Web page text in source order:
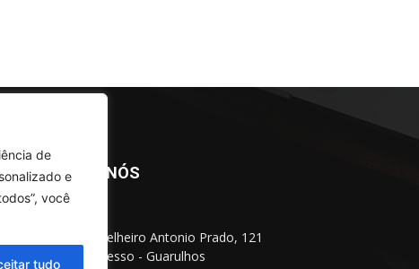
de
e
você
tudo
SOBRE NÓS
Rua Conselheiro Antonio Prado, 121
Vila Progresso - Guarulhos